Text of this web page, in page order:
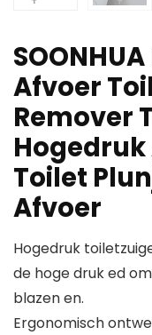
Afvoer
Remover
Toilet
Afvoer
Hogedruk
de hoge druk ed
blazen en.
Ergonomisch